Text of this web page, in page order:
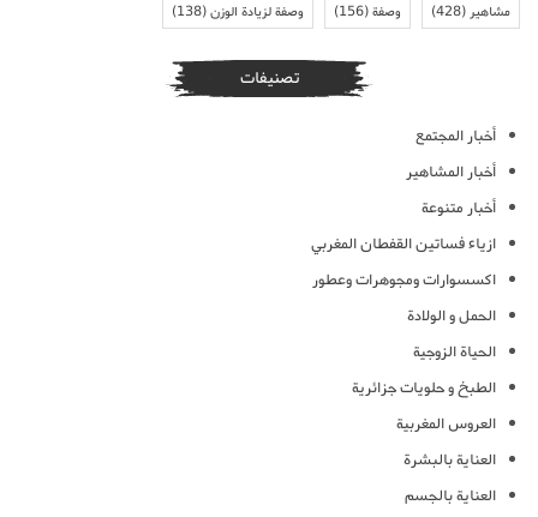
مشاهير(428) وصفة(156) وصفة لزيادة الوزن(138)
تصنيفات
أخبار المجتمع
أخبار المشاهير
أخبار متنوعة
ازياء فساتين القفطان المغربي
اكسسوارات ومجوهرات وعطور
الحمل و الولادة
الحياة الزوجية
الطبخ و حلويات جزائرية
العروس المغربية
العناية بالبشرة
العناية بالجسم